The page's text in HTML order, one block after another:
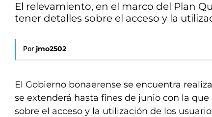
El relevamiento, en el marco del Plan
tener detalles sobre el acceso y la
Por jmo2502
El Gobierno bonaerense se encuentra
se extenderá hasta fines de junio con la
sobre el acceso y la utilización de los